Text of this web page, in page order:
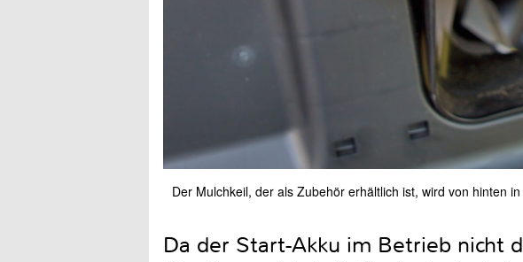
Der Mulchkeil, der als Zubehör erhältlich ist, wird von hinten
Da der Start-Akku im Betrieb nicht